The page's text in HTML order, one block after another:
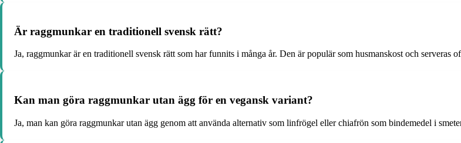
Är raggmunkar en traditionell svensk rätt?
Ja, raggmunkar är en traditionell svensk rätt som har funnits i många år. Den är populär som husmanskost och serveras
Kan man göra raggmunkar utan ägg för en vegansk variant?
Ja, man kan göra raggmunkar utan ägg genom att använda alternativ som linfrögel eller chiafrön som bindemedel i